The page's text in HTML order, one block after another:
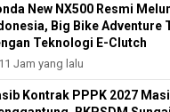
New NX500 Resmi
Big Bike Adventure
Teknologi E-Clutch
11 Jam yang lalu
Kontrak PPPK 2027